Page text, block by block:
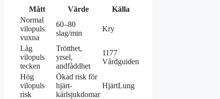
Mått Värde
Källa
Normal
vilopuls
vuxna
60–80
slag/min
Kry
Låg
vilopuls
tecken
Trötthet,
yrsel,
andfåddhet
1177
Vårdguiden
Hög
vilopuls
risk
Ökad risk för
hjärt-
kärlsjukdomar
HjärtLung